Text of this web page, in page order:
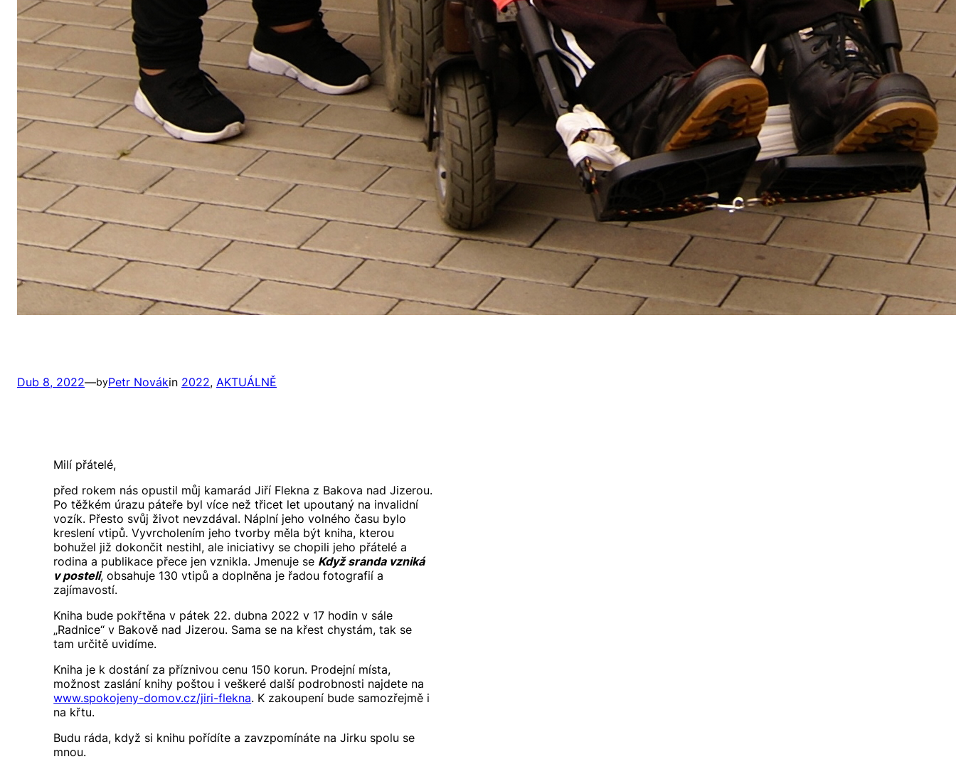
Dub 8, 2022—byPetr Novákin 2022, AKTUÁLNĚ
Milí přátelé,
před rokem nás opustil můj kamarád Jiří Flekna z Bakova nad Jizerou.
Po těžkém úrazu páteře byl více než třicet let upoutaný na invalidní
vozík. Přesto svůj život nevzdával. Náplní jeho volného času bylo
kreslení vtipů. Vyvrcholením jeho tvorby měla být kniha, kterou
bohužel již dokončit nestihl, ale iniciativy se chopili jeho přátelé a
rodina a publikace přece jen vznikla. Jmenuje se Když sranda vzniká
v posteli, obsahuje 130 vtipů a doplněna je řadou fotografií a
zajímavostí.
Kniha bude pokřtěna v pátek 22. dubna 2022 v 17 hodin v sále
„Radnice“ v Bakově nad Jizerou. Sama se na křest chystám, tak se
tam určitě uvidíme.
Kniha je k dostání za příznivou cenu 150 korun. Prodejní místa,
možnost zaslání knihy poštou i veškeré další podrobnosti najdete na
www.spokojeny-domov.cz/jiri-flekna. K zakoupení bude samozřejmě i
na křtu.
Budu ráda, když si knihu pořídíte a zavzpomínáte na Jirku spolu se
mnou.